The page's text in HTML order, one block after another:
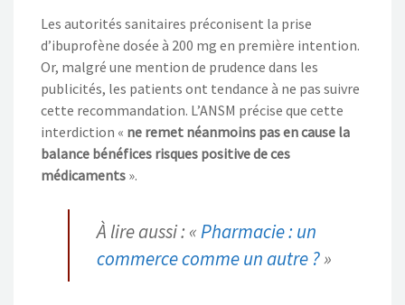
Les autorités sanitaires préconisent la prise
d’ibuprofène dosée à 200 mg en première intention.
Or, malgré une mention de prudence dans les
publicités, les patients ont tendance à ne pas suivre
cette recommandation. L’ANSM précise que cette
interdiction « ne remet néanmoins pas en cause la
balance bénéfices risques positive de ces
médicaments ».
À lire aussi : «Pharmacie : un
commerce comme un autre ?»